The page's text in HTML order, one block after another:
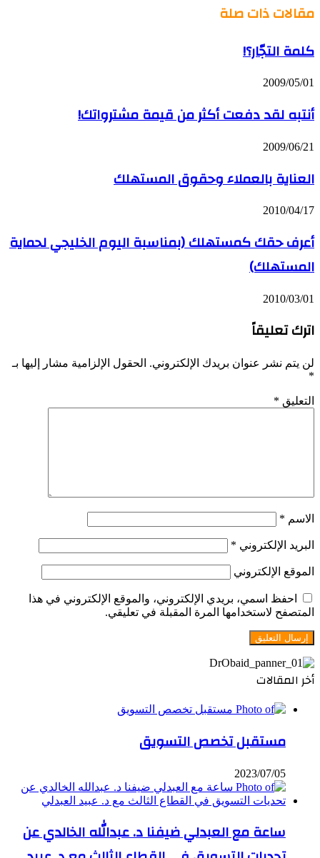
مقالات ذات صلة
كلمة التجّار؟!
2009/05/01
أنتبه لقد دفعت أكثر من قيمة مشترواتك!
2009/06/21
العناية بالعملاء وحقوق المستهلك
2010/04/17
أعرف حقك كمستهلك (بمناسبة اليوم الخليجي لحماية
المستهلك)
2010/03/01
اترك تعليقاً
لن يتم نشر عنوان بريدك الإلكتروني. الحقول الإلزامية مشار إليها بـ
*
التعليق *
الاسم *
البريد الإلكتروني *
الموقع الإلكتروني
احفظ اسمي، بريدي الإلكتروني، والموقع الإلكتروني في هذا
المتصفح لاستخدامها المرة المقبلة في تعليقي.
أخر المقالات
مستقبل تخصص التسويق
2023/07/05
ساعة مع العبدلي ضيفنا د. عبدالله الخالدي عن